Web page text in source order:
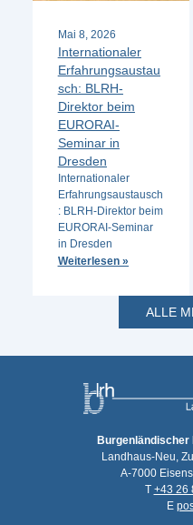
Mai 8, 2026
Internationaler
Erfahrungsaustau
sch: BLRH-
Direktor beim
EURORAI-
Seminar in
Dresden
Internationaler
Erfahrungsaustausch
: BLRH-Direktor beim
EURORAI-Seminar
in Dresden
Weiterlesen »
ALLE
Burgenländischer
Landhaus-Neu,
A-7000
T +43 26
E